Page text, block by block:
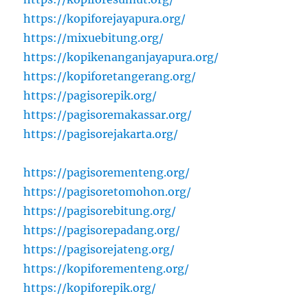
https://kopiforejayapura.org/
https://mixuebitung.org/
https://kopikenanganjayapura.org/
https://kopiforetangerang.org/
https://pagisorepik.org/
https://pagisoremakassar.org/
https://pagisorejakarta.org/
https://pagisorementeng.org/
https://pagisoretomohon.org/
https://pagisorebitung.org/
https://pagisorepadang.org/
https://pagisorejateng.org/
https://kopiforementeng.org/
https://kopiforepik.org/